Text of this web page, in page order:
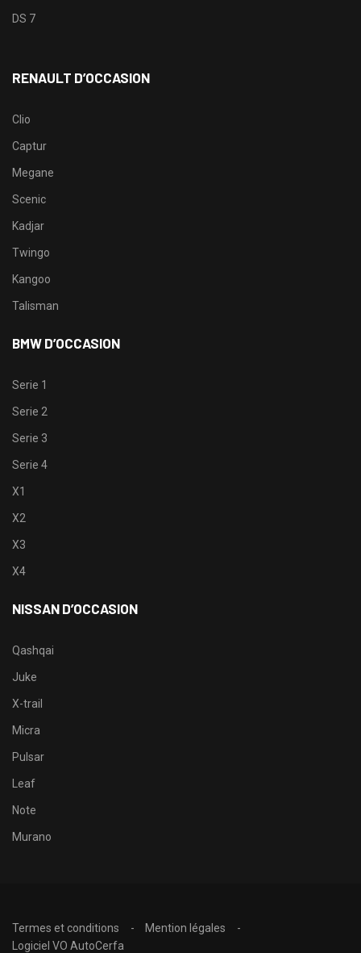
DS 7
RENAULT D’OCCASION
Clio
Captur
Megane
Scenic
Kadjar
Twingo
Kangoo
Talisman
BMW D’OCCASION
Serie 1
Serie 2
Serie 3
Serie 4
X1
X2
X3
X4
NISSAN D’OCCASION
Qashqai
Juke
X-trail
Micra
Pulsar
Leaf
Note
Murano
Termes et conditions
Mention légales
Logiciel VO AutoCerfa